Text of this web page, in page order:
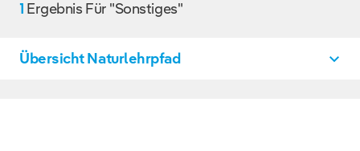
1 Ergebnis Für "Sonstiges"
Übersicht Naturlehrpfad